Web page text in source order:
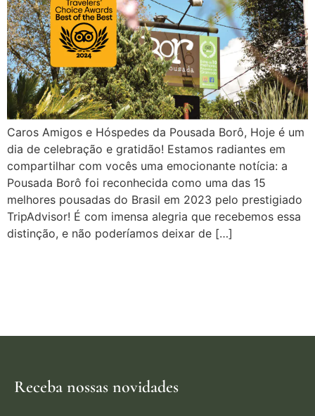
Caros Amigos e Hóspedes da Pousada Borô, Hoje é um
dia de celebração e gratidão! Estamos radiantes em
compartilhar com vocês uma emocionante notícia: a
Pousada Borô foi reconhecida como uma das 15
melhores pousadas do Brasil em 2023 pelo prestigiado
TripAdvisor! É com imensa alegria que recebemos essa
distinção, e não poderíamos deixar de […]
Receba nossas novidades